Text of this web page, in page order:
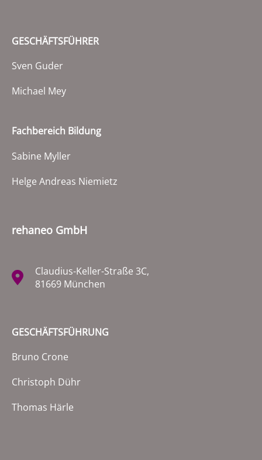
GESCHÄFTSFÜHRER
Sven Guder
Michael Mey
Fachbereich Bildung
Sabine Myller
Helge Andreas Niemietz
rehaneo GmbH
Claudius-Keller-Straße 3C,
81669 München
GESCHÄFTSFÜHRUNG
Bruno Crone
Christoph Dühr
Thomas Härle